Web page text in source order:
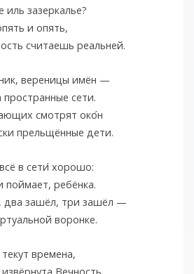
зазеркалье?
и опять,
считаешь реальней.
вереницы имён —
пространные сети.
смотрят окон
прельщённые дети.
в сетихорошо:
поймает, ребёнка.
два зашёл, три зашёл —
воронке.
времена,